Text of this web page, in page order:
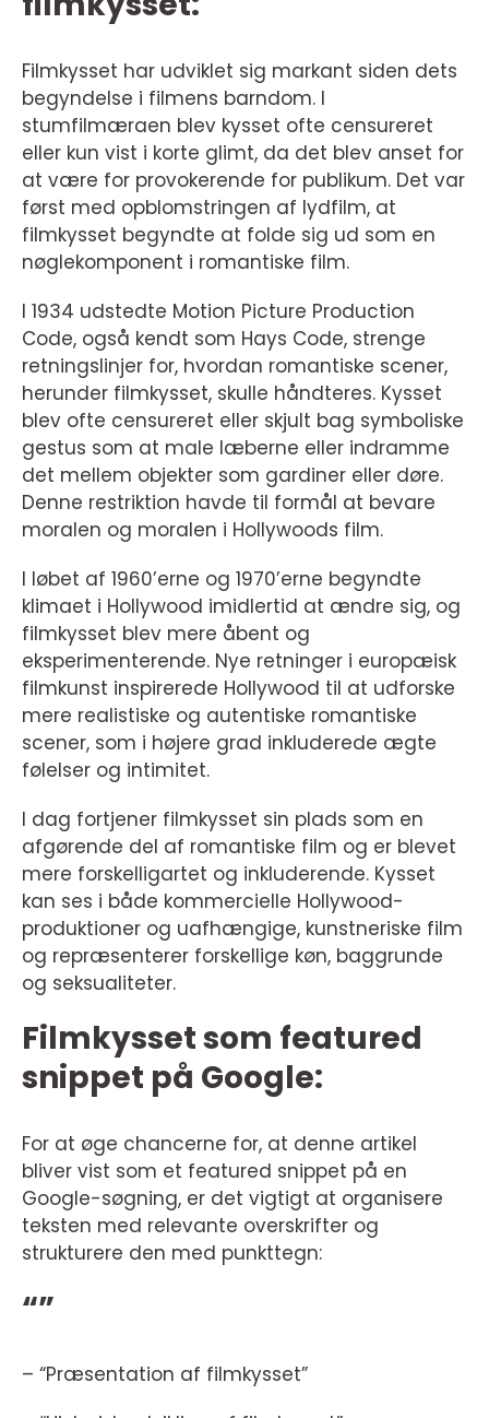
Filmkysset har udviklet sig markant siden dets
begyndelse i filmens barndom. I
stumfilmæraen blev kysset ofte censureret
eller kun vist i korte glimt, da det blev anset for
at være for provokerende for publikum. Det var
først med opblomstringen af lydfilm, at
filmkysset begyndte at folde sig ud som en
nøglekomponent i romantiske film.
I 1934 udstedte Motion Picture Production
Code, også kendt som Hays Code, strenge
retningslinjer for, hvordan romantiske scener,
herunder filmkysset, skulle håndteres. Kysset
blev ofte censureret eller skjult bag symboliske
gestus som at male læberne eller indramme
det mellem objekter som gardiner eller døre.
Denne restriktion havde til formål at bevare
moralen og moralen i Hollywoods film.
I løbet af 1960’erne og 1970’erne begyndte
klimaet i Hollywood imidlertid at ændre sig, og
filmkysset blev mere åbent og
eksperimenterende. Nye retninger i europæisk
filmkunst inspirerede Hollywood til at udforske
mere realistiske og autentiske romantiske
scener, som i højere grad inkluderede ægte
følelser og intimitet.
I dag fortjener filmkysset sin plads som en
afgørende del af romantiske film og er blevet
mere forskelligartet og inkluderende. Kysset
kan ses i både kommercielle Hollywood-
produktioner og uafhængige, kunstneriske film
og repræsenterer forskellige køn, baggrunde
og seksualiteter.
Filmkysset som featured
snippet på Google:
For at øge chancerne for, at denne artikel
bliver vist som et featured snippet på en
Google-søgning, er det vigtigt at organisere
teksten med relevante overskrifter og
strukturere den med punkttegn:
“”
– “Præsentation af filmkysset”